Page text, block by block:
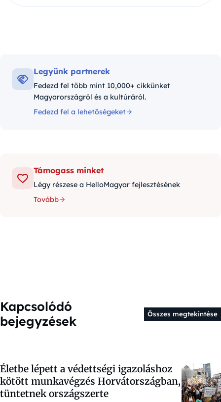
Legyünk partnerek
Fedezd fel több mint 10,000+ cikkünket
Magyarországról és a kultúráról.
Fedezd fel a lehetőségeket
Támogass minket
Légy részese a HelloMagyar fejlesztésének
Tovább
Kapcsolódó
bejegyzések
Összes megtekintése
Életbe lépett a védettségi igazoláshoz
kötött munkavégzés Horvátországban,
tüntetnek országszerte